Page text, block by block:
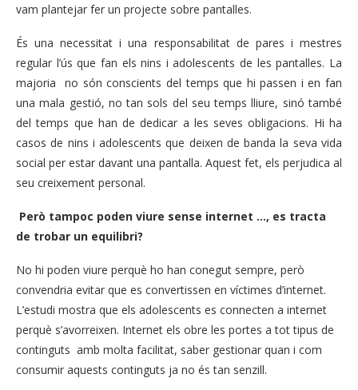
vam plantejar fer un projecte sobre pantalles.
És una necessitat i una responsabilitat de pares i mestres
regular l’ús que fan els nins i adolescents de les pantalles. La
majoria no són conscients del temps que hi passen i en fan
una mala gestió, no tan sols del seu temps lliure, sinó també
del temps que han de dedicar a les seves obligacions. Hi ha
casos de nins i adolescents que deixen de banda la seva vida
social per estar davant una pantalla. Aquest fet, els perjudica al
seu creixement personal.
Però tampoc poden viure sense internet …, es tracta
de trobar un equilibri?
No hi poden viure perquè ho han conegut sempre, però
convendria evitar que es convertissen en víctimes d’internet.
L’estudi mostra que els adolescents es connecten a internet
perquè s’avorreixen. Internet els obre les portes a tot tipus de
continguts amb molta facilitat, saber gestionar quan i com
consumir aquests continguts ja no és tan senzill.